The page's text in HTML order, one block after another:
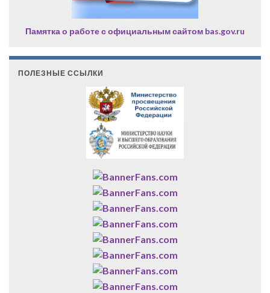
Памятка о работе с официальным сайтом bas.gov.ru
ПОЛЕЗНЫЕ ССЫЛКИ